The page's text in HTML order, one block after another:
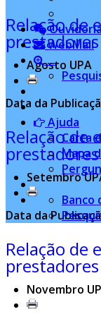
Ouvidoria
WebMail
...
Ajuda
Carta
Mapa
Banco
Relação de
Agosto UPA
Data da
Relação de
Setembro
Data da
Relação de
Novembro